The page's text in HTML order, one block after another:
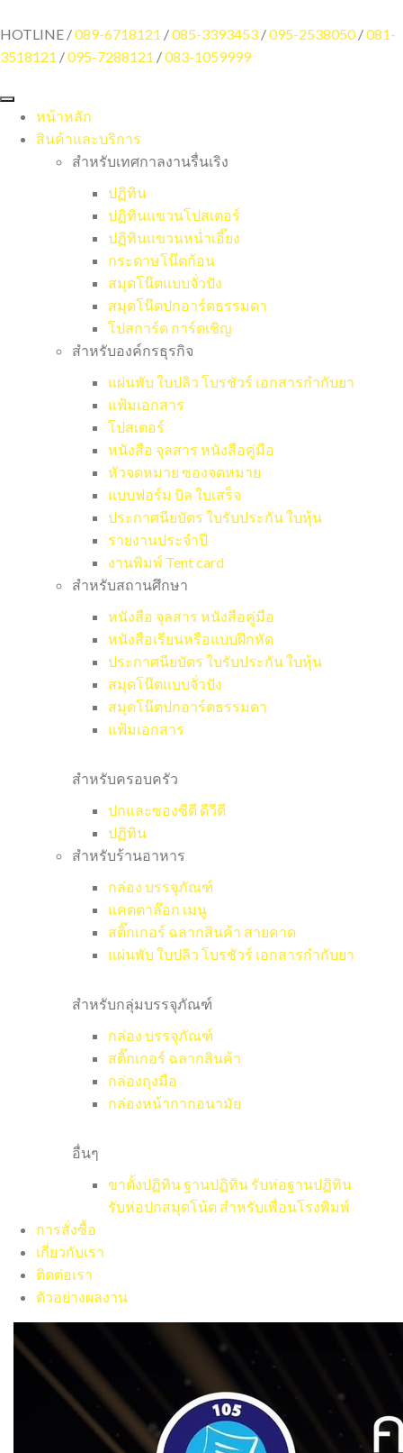
HOTLINE /089-6718121 /085-3393453 /095-2538050/081-
3518121 /095-7288121 /083-1059999
หน้าหลัก
สินค้าและบริการ
สำหรับเทศกาลงานรื่นเริง
ปฏิทิน
ปฏิทินแขวนโปสเตอร์
ปฏิทินแขวนหน่ำเอี๊ยง
กระดาษโน๊ตก้อน
สมุดโน๊ตแบบจั่วปัง
สมุดโน๊ตปกอาร์ตธรรมดา
โปสการ์ด การ์ดเชิญ
สำหรับองค์กรธุรกิจ
แผ่นพับ ใบปลิว โบรชัวร์ เอกสารกำกับยา
แฟ้มเอกสาร
โปสเตอร์
หนังสือ จุลสาร หนังสือคู่มือ
หัวจดหมาย ซองจดหมาย
แบบฟอร์ม บิล ใบเสร็จ
ประกาศนียบัตร ใบรับประกัน ใบหุ้น
รายงานประจำปี
งานพิมพ์ Tent card
สำหรับสถานศึกษา
หนังสือ จุลสาร หนังสือคู่มือ
หนังสือเรียนหรือแบบฝึกหัด
ประกาศนียบัตร ใบรับประกัน ใบหุ้น
สมุดโน๊ตแบบจั่วปัง
สมุดโน๊ตปกอาร์ตธรรมดา
แฟ้มเอกสาร
สำหรับครอบครัว
ปกและซองซีดี ดีวีดี
ปฏิทิน
สำหรับร้านอาหาร
กล่อง บรรจุภัณฑ์
แคตตาล๊อก เมนู
สติ๊กเกอร์ ฉลากสินค้า สายคาด
แผ่นพับ ใบปลิว โบรชัวร์ เอกสารกำกับยา
สำหรับกลุ่มบรรจุภัณฑ์
กล่อง บรรจุภัณฑ์
สติ๊กเกอร์ ฉลากสินค้า
กล่องถุงมือ
กล่องหน้ากากอนามัย
อื่นๆ
ขาตั้งปฏิทิน ฐานปฏิทิน รับห่อฐานปฏิทิน
รับห่อปกสมุดโน้ต สำหรับเพื่อนโรงพิมพ์
การสั่งซื้อ
เกี่ยวกับเรา
ติดต่อเรา
ตัวอย่างผลงาน